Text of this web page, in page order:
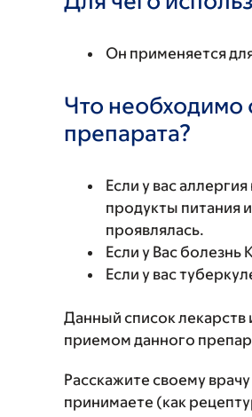
Он применяется
Что необходимо
препарата?
Если у вас
продукты питания
проявлялась.
Если у Вас болезнь
Если у вас
Данный список лекарств
приемом данного
Расскажите своему
принимаете (как